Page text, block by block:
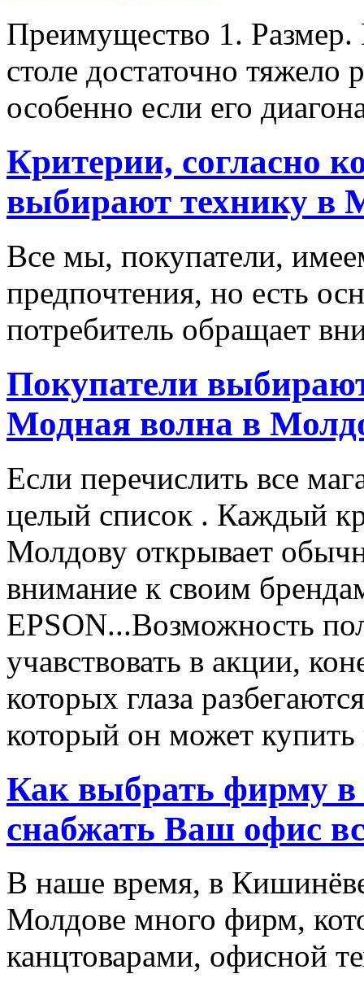
Преимущество 1.
столе достаточно
особенно если его
Критерии, согласно
выбирают технику в
Все мы, покупатели,
предпочтения, но есть
потребитель обращает
Покупатели
Модная волна в
Если перечислить все
целый список . Каждый
Молдову открывает
внимание к своим
EPSON...Возможность
учавствовать в акции,
которых глаза
который он может купить
Как выбрать фирму в
снабжать Ваш офис
В наше время, в
Молдове много фирм,
канцтоварами, офисной